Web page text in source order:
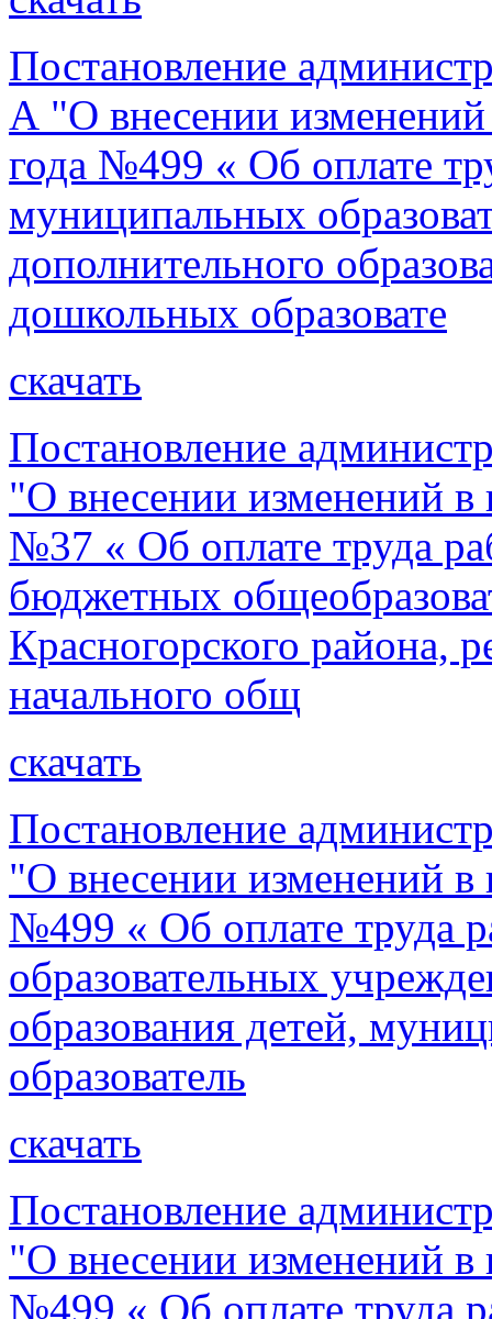
Постановление
А "О внесении
года №499 « Об оплате
муниципальных
дополнительного
дошкольных образовате
скачать
Постановление
"О внесении изменений в
№37 « Об оплате труда
бюджетных
Красногорского района,
начального общ
скачать
Постановление
"О внесении изменений в
№499 « Об оплате труда
образовательных
образования детей,
образователь
скачать
Постановление
"О внесении изменений в
№499 « Об оплате труда